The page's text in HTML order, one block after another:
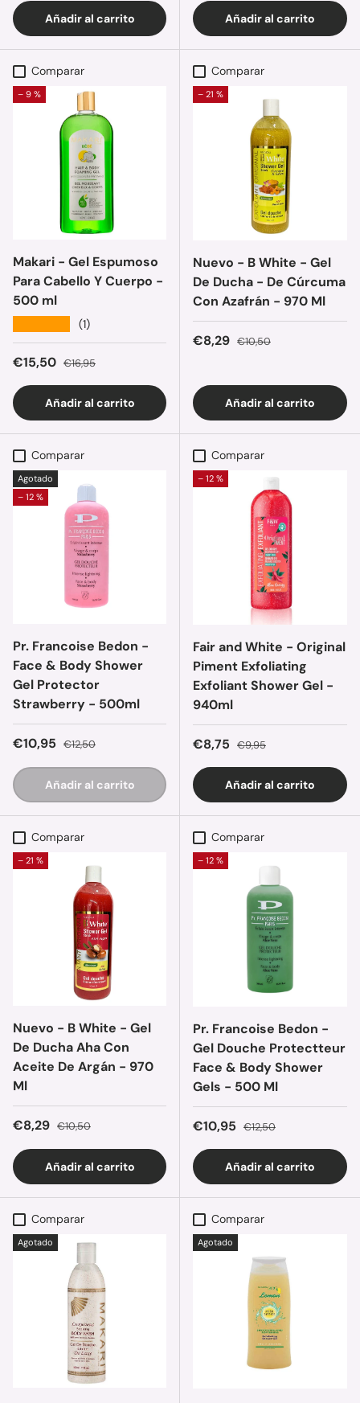
Añadir al carrito Añadir al carrito
Comparar
– 9 %
Makari - Gel Espumoso
Para Cabello Y Cuerpo -
500 ml
(1)
Precio de venta
€15,50 Precio normal
€16,95
Añadir al carrito
Comparar
– 21 %
Nuevo - B White - Gel
De Ducha - De Cúrcuma
Con Azafrán - 970 Ml
Precio de venta
€8,29 Precio normal
€10,50
Añadir al carrito
Comparar
Agotado
– 12 %
Pr. Francoise Bedon -
Face & Body Shower
Gel Protector
Strawberry - 500ml
Precio de venta
€10,95 Precio normal
€12,50
Añadir al carrito
Comparar
– 12 %
Fair and White - Original
Piment Exfoliating
Exfoliant Shower Gel -
940ml
Precio de venta
€8,75 Precio normal
€9,95
Añadir al carrito
Comparar
– 21 %
Nuevo - B White - Gel
De Ducha Aha Con
Aceite De Argán - 970
Ml
Precio de venta
€8,29 Precio normal
€10,50
Añadir al carrito
Comparar
– 12 %
Pr. Francoise Bedon -
Gel Douche Protectteur
Face & Body Shower
Gels - 500 Ml
Precio de venta
€10,95 Precio normal
€12,50
Añadir al carrito
Comparar
Agotado
Comparar
Agotado